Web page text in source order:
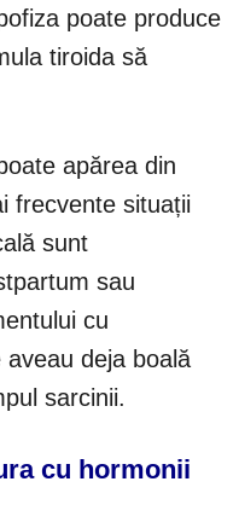
poate produce
tiroida să
apărea din
frecvente situații
sunt
sau
cu
aveau deja boală
sarcinii.
cu hormonii